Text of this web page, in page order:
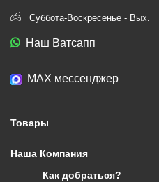
Суббота-Воскресенье - Вых.
Наш Ватсапп
МАХ мессенджер
Товары
Наша Компания
Как добраться?